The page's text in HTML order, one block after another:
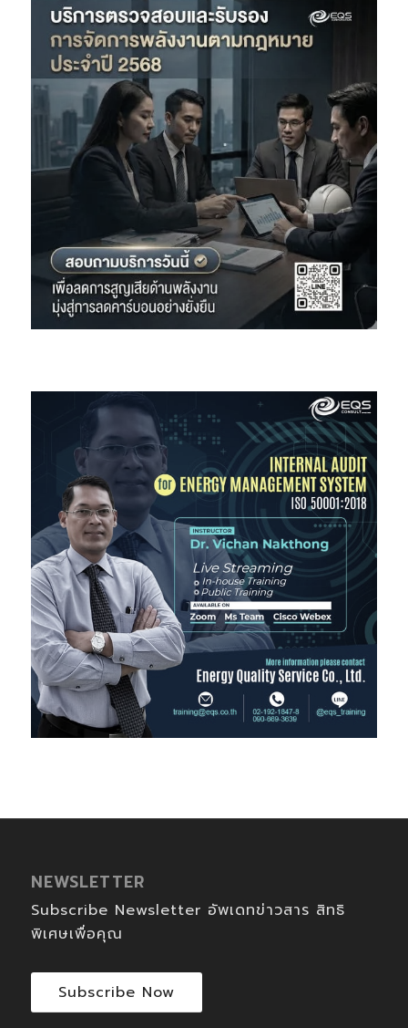
NEWSLETTER
Subscribe Newsletter อัพเดทข่าวสาร สิทธิ
พิเศษเพื่อคุณ
Subscribe Now